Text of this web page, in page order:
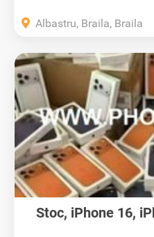
Albastru, Braila, Braila
Stoc, iPhone 16,